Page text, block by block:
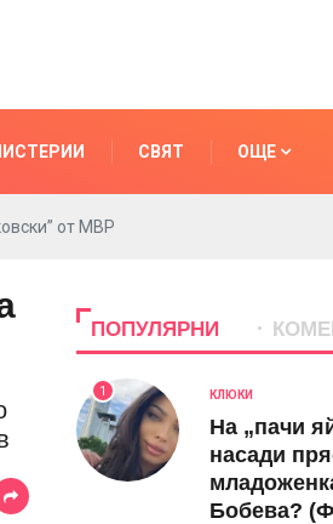
СВЯТ ОЩЕ
от МВР
ПОПУЛЯРНИ
1 КЛЮКИ
На „пачи
насади
Бобева?